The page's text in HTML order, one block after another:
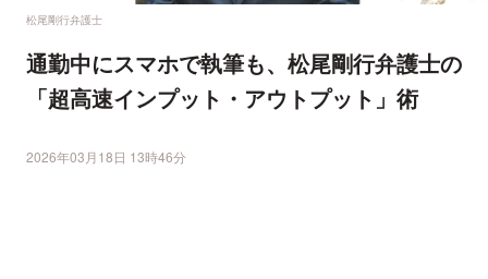
松尾剛行弁護士
通勤中にスマホで執筆も、松尾剛行弁護士の
「超高速インプット・アウトプット」術
2026年03月18日 13時46分